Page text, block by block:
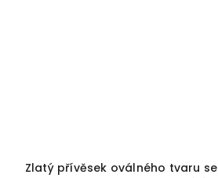
Zlatý přívěsek oválného tvaru se